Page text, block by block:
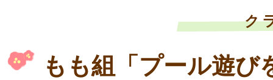
ク
もも組「プール遊